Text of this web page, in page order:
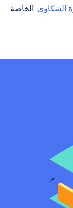
الشكاوى الخاصة